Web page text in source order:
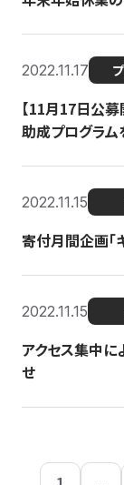
2022.11.17
【11月17日公
助成プログラム
2022.11.15
寄付月間企画「
2022.11.15
アクセス集中に
せ